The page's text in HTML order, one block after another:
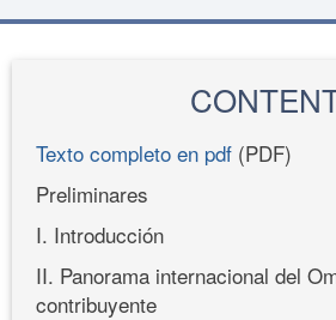
Texto completo en pdf (PDF)
Preliminares
I. Introducción
II. Panorama internacional del
contribuyente